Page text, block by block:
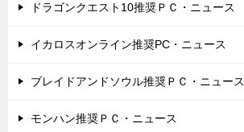
ドラゴンクエスト10推奨ＰＣ・ニュース
イカロスオンライン推奨PC・ニュース
ブレイドアンドソウル推奨ＰＣ・ニュース
モンハン推奨ＰＣ・ニュース